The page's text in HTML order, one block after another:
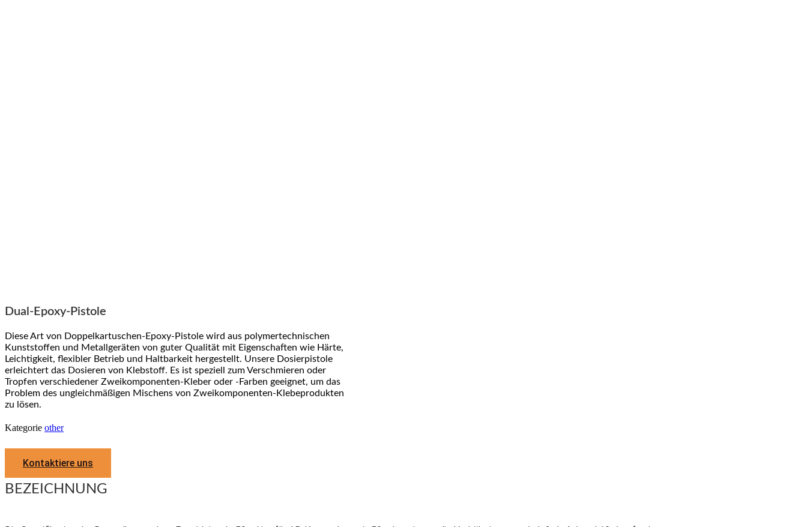
Dual-Epoxy-Pistole
Diese Art von Doppelkartuschen-Epoxy-Pistole wird aus polymertechnischen
Kunststoffen und Metallgeräten von guter Qualität mit Eigenschaften wie Härte,
Leichtigkeit, flexibler Betrieb und Haltbarkeit hergestellt. Unsere Dosierpistole
erleichtert das Dosieren von Klebstoff. Es ist speziell zum Verschmieren oder
Tropfen verschiedener Zweikomponenten-Kleber oder -Farben geeignet, um das
Problem des ungleichmäßigen Mischens von Zweikomponenten-Klebeprodukten
zu lösen.
Kategorie other
Kontaktiere uns
BEZEICHNUNG